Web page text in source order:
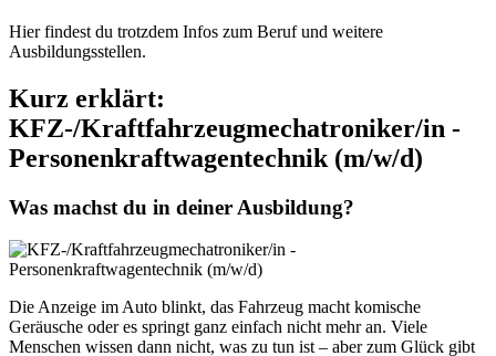
Hier findest du trotzdem Infos zum Beruf und weitere
Ausbildungsstellen.
Kurz erklärt:
KFZ-/Kraftfahrzeugmechatroniker/in -
Personenkraftwagentechnik (m/w/d)
Was machst du in deiner Ausbildung?
Die Anzeige im Auto blinkt, das Fahrzeug macht komische
Geräusche oder es springt ganz einfach nicht mehr an. Viele
Menschen wissen dann nicht, was zu tun ist – aber zum Glück gibt